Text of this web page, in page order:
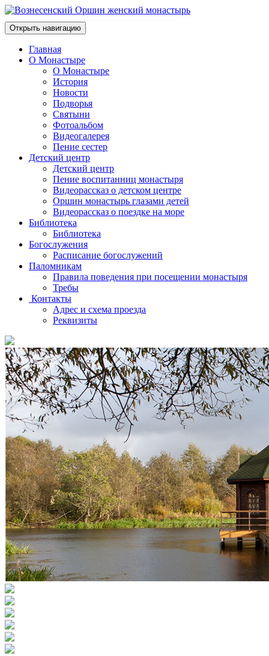
Открыть навигацию
Главная
О Монастыре
О Монастыре
История
Новости
Подворья
Святыни
Фотоальбом
Видеогалерея
Пение сестер
Детский центр
Детский центр
Пение воспитанниц монастыря
Видеорассказ о детском центре
Оршин монастырь глазами детей
Видеорассказ о поездке на море
Библиотека
Библиотека
Богослужения
Расписание богослужений
Паломникам
Правила поведения при посещении монастыря
Требы
Контакты
Адрес и схема проезда
Реквизиты